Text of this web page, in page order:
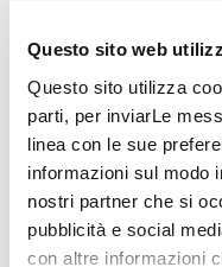
Questo sito web
Questo sito utilizza
parti, per inviarLe
linea con le sue
informazioni sul modo
nostri partner che si
pubblicità e social
con altre informazioni
Sfere
Microsfere di origine